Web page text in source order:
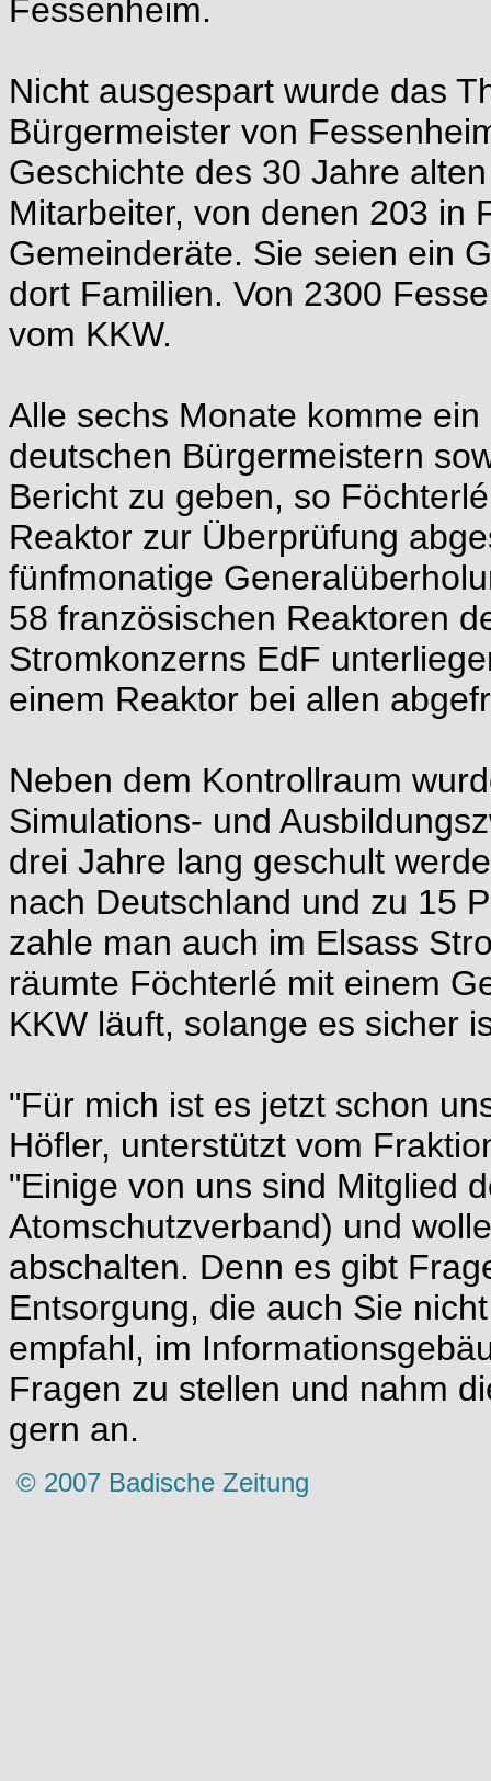
Fessenheim.
Nicht ausgespart wurde das
Bürgermeister von
Geschichte des 30 Jahre
Mitarbeiter, von denen 203 in
Gemeinderäte. Sie seien ein
dort Familien. Von 2300
vom KKW.
Alle sechs Monate komme
deutschen Bürgermeistern
Bericht zu geben, so
Reaktor zur Überprüfung
fünfmonatige
58 französischen Reaktoren
Stromkonzerns EdF
einem Reaktor bei allen
Neben dem Kontrollraum
Simulations- und
drei Jahre lang geschult
nach Deutschland und zu 15
zahle man auch im Elsass
räumte Föchterlé mit einem
KKW läuft, solange es sicher
"Für mich ist es jetzt schon
Höfler, unterstützt vom
"Einige von uns sind Mitglied
Atomschutzverband) und
abschalten. Denn es gibt
Entsorgung, die auch Sie
empfahl, im
Fragen zu stellen und nahm
gern an.
© 2007 Badische Zeitung